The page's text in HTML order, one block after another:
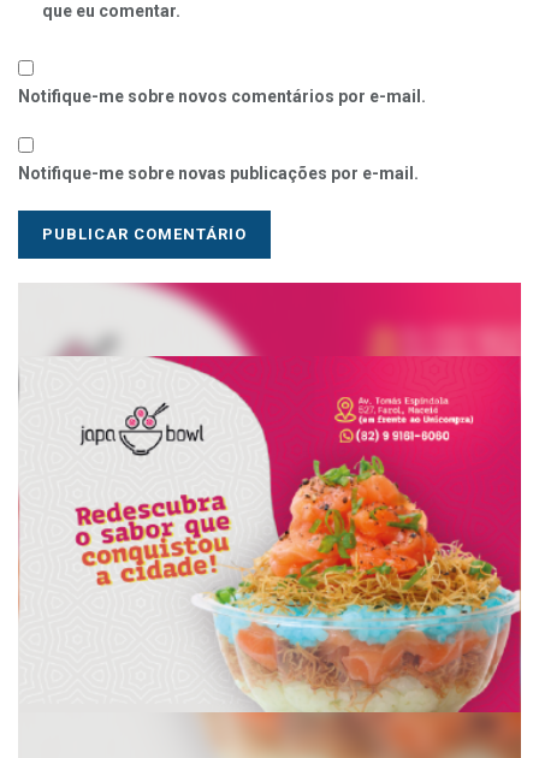
que eu comentar.
Notifique-me sobre novos comentários por e-mail.
Notifique-me sobre novas publicações por e-mail.